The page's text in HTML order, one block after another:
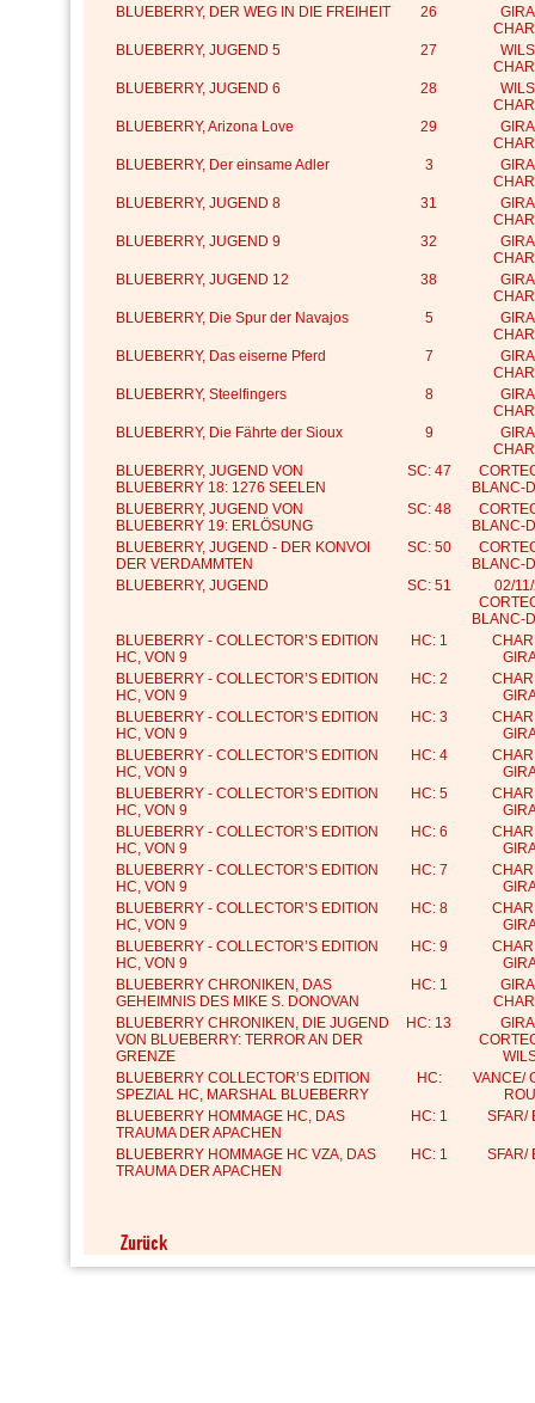
BLUEBERRY, DER WEG IN DIE FREIHEIT
26
BLUEBERRY, JUGEND 5
27
BLUEBERRY, JUGEND 6
28
BLUEBERRY, Arizona Love
29
BLUEBERRY, Der einsame Adler
3
BLUEBERRY, JUGEND 8
31
BLUEBERRY, JUGEND 9
32
BLUEBERRY, JUGEND 12
38
BLUEBERRY, Die Spur der Navajos
5
BLUEBERRY, Das eiserne Pferd
7
BLUEBERRY, Steelfingers
8
BLUEBERRY, Die Fährte der Sioux
9
BLUEBERRY, JUGEND VON
BLUEBERRY 18: 1276 SEELEN
SC: 47
BLANC-
BLUEBERRY, JUGEND VON
BLUEBERRY 19: ERLÖSUNG
SC: 48
BLANC-
BLUEBERRY, JUGEND - DER KONVOI
DER VERDAMMTEN
SC: 50
BLANC-
BLUEBERRY, JUGEND
SC: 51
02/
BLANC-
BLUEBERRY - COLLECTOR’S EDITION
HC, VON 9
HC: 1
BLUEBERRY - COLLECTOR’S EDITION
HC, VON 9
HC: 2
BLUEBERRY - COLLECTOR’S EDITION
HC, VON 9
HC: 3
BLUEBERRY - COLLECTOR’S EDITION
HC, VON 9
HC: 4
BLUEBERRY - COLLECTOR’S EDITION
HC, VON 9
HC: 5
BLUEBERRY - COLLECTOR’S EDITION
HC, VON 9
HC: 6
BLUEBERRY - COLLECTOR’S EDITION
HC, VON 9
HC: 7
BLUEBERRY - COLLECTOR’S EDITION
HC, VON 9
HC: 8
BLUEBERRY - COLLECTOR’S EDITION
HC, VON 9
HC: 9
BLUEBERRY CHRONIKEN, DAS
GEHEIMNIS DES MIKE S. DONOVAN
HC: 1
BLUEBERRY CHRONIKEN, DIE JUGEND
VON BLUEBERRY: TERROR AN DER
GRENZE
HC: 13
BLUEBERRY COLLECTOR’S EDITION
SPEZIAL HC, MARSHAL BLUEBERRY
HC:
VANCE/
BLUEBERRY HOMMAGE HC, DAS
TRAUMA DER APACHEN
HC: 1 SFAR/
BLUEBERRY HOMMAGE HC VZA, DAS
TRAUMA DER APACHEN
HC: 1 SFAR/